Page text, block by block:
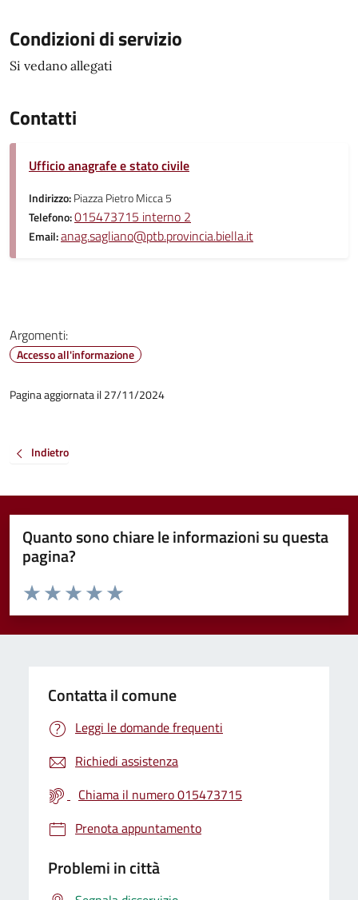
Condizioni di servizio
Si vedano allegati
Contatti
Ufficio anagrafe e stato civile
Indirizzo:Piazza Pietro Micca 5
Telefono:015473715 interno 2
Email:anag.sagliano@ptb.provincia.biella.it
Argomenti:
Accesso all'informazione
Pagina aggiornata il 27/11/2024
Indietro
Quanto sono chiare le informazioni su questa
pagina?
Valuta da 1 a 5 stelle la pagina
Valuta 5 stelle su 5
Valuta 4 stelle su 5
Valuta 3 stelle su 5
Valuta 2 stelle su 5
Valuta 1 stelle su 5
Contatta il comune
Leggi le domande frequenti
Richiedi assistenza
Chiama il numero 015473715
Prenota appuntamento
Problemi in città